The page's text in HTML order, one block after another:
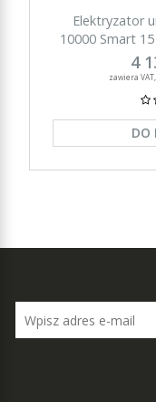
Elektryzator
10000 Smart
4
zawiera
DO